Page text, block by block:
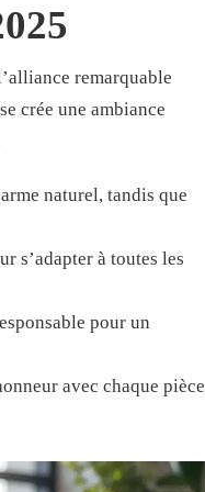
remarquable
crée une ambiance
naturel, tandis que
s’adapter à toutes les
pour un
avec chaque pièce